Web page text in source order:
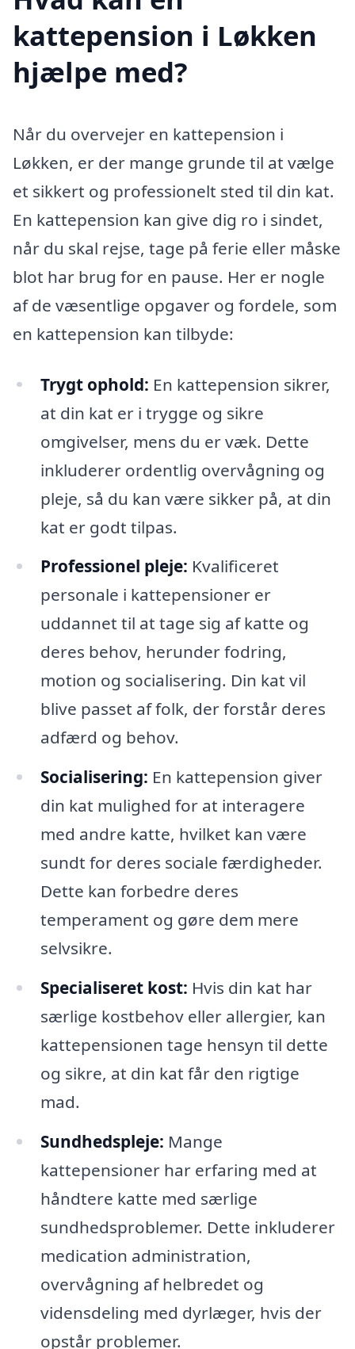
kattepension i Løkken
hjælpe med?
Når du overvejer en kattepension i
Løkken, er der mange grunde til at vælge
et sikkert og professionelt sted til din kat.
En kattepension kan give dig ro i sindet,
når du skal rejse, tage på ferie eller måske
blot har brug for en pause. Her er nogle
af de væsentlige opgaver og fordele, som
en kattepension kan tilbyde:
Trygt ophold: En kattepension sikrer,
at din kat er i trygge og sikre
omgivelser, mens du er væk. Dette
inkluderer ordentlig overvågning og
pleje, så du kan være sikker på, at din
kat er godt tilpas.
Professionel pleje: Kvalificeret
personale i kattepensioner er
uddannet til at tage sig af katte og
deres behov, herunder fodring,
motion og socialisering. Din kat vil
blive passet af folk, der forstår deres
adfærd og behov.
Socialisering: En kattepension giver
din kat mulighed for at interagere
med andre katte, hvilket kan være
sundt for deres sociale færdigheder.
Dette kan forbedre deres
temperament og gøre dem mere
selvsikre.
Specialiseret kost: Hvis din kat har
særlige kostbehov eller allergier, kan
kattepensionen tage hensyn til dette
og sikre, at din kat får den rigtige
mad.
Sundhedspleje: Mange
kattepensioner har erfaring med at
håndtere katte med særlige
sundhedsproblemer. Dette inkluderer
medication administration,
overvågning af helbredet og
vidensdeling med dyrlæger, hvis der
opstår problemer.